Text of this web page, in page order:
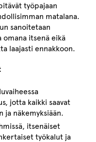
työpajaan
matalana.
sanoitetaan
omana itsenä eikä
laajasti ennakkoon.
jotta kaikki saavat
ja näkemyksiään.
itsenäiset
työkalut ja